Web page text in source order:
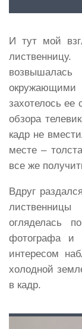
И тут мой
захотелось ее
обзора
кадр не
месте –
все же
Вдруг
огляделась
фотографа и
интересом
холодной
в кадр.